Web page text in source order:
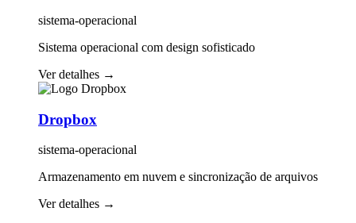
sistema-operacional
Sistema operacional com design sofisticado
Ver detalhes →
Dropbox
sistema-operacional
Armazenamento em nuvem e sincronização de arquivos
Ver detalhes →